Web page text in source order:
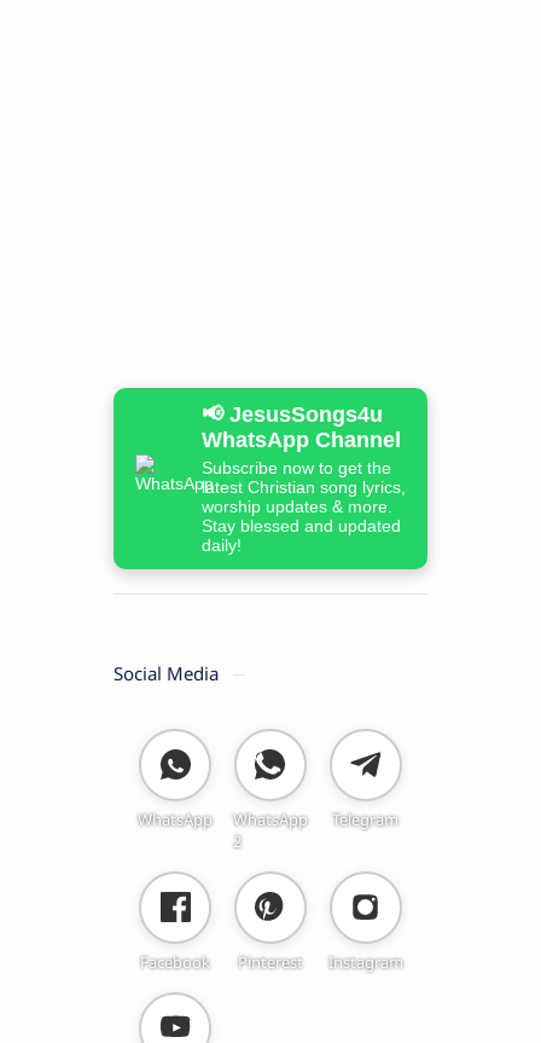
📢 JesusSongs4u
WhatsApp Channel
Subscribe now to get the
latest Christian song lyrics,
worship updates & more.
Stay blessed and updated
daily!
Social Media
WhatsApp
WhatsApp
2
Telegram
Facebook Pinterest Instagram